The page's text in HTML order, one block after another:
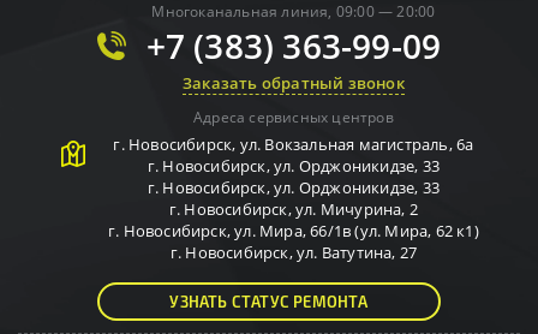
Многоканальная линия, 09:00 — 20:00
+7 (383) 363-99-09
Заказать обратный звонок
Адреса сервисных центров
г. Новосибирск, ул. Вокзальная магистраль, 6а
г. Новосибирск,ул. Орджоникидзе, 33
г. Новосибирск,ул. Орджоникидзе, 33
г. Новосибирск,ул. Мичурина, 2
г. Новосибирск,ул. Мира, 66/1в (ул. Мира, 62 к1)
г. Новосибирск,ул. Ватутина, 27
УЗНАТЬ СТАТУС РЕМОНТА